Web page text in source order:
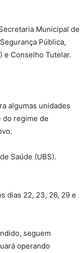
Municipal de
Pública,
e Conselho Tutelar.
algumas unidades
do regime de
Saúde (UBS).
dias 22, 23, 26, 29 e
seguem
operando